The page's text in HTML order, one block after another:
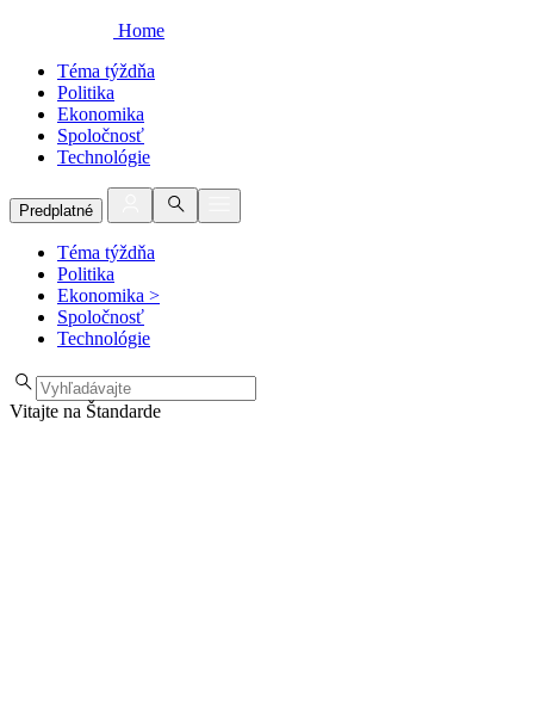
Home
Téma týždňa
Politika
Ekonomika
Spoločnosť
Technológie
Predplatné
Téma týždňa
Politika
Ekonomika >
Spoločnosť
Technológie
Vitajte na Štandarde